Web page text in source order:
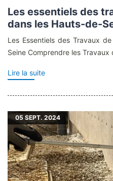
Les essentiels des
dans les Hauts-de-
Les Essentiels des Travaux
Seine Comprendre les Travaux
Lire la suite
05SEPT. 2024